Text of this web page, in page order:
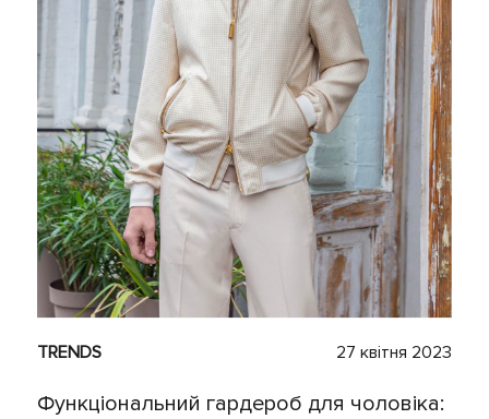
TRENDS 27 квітня 2023
Функціональний гардероб для чоловіка: